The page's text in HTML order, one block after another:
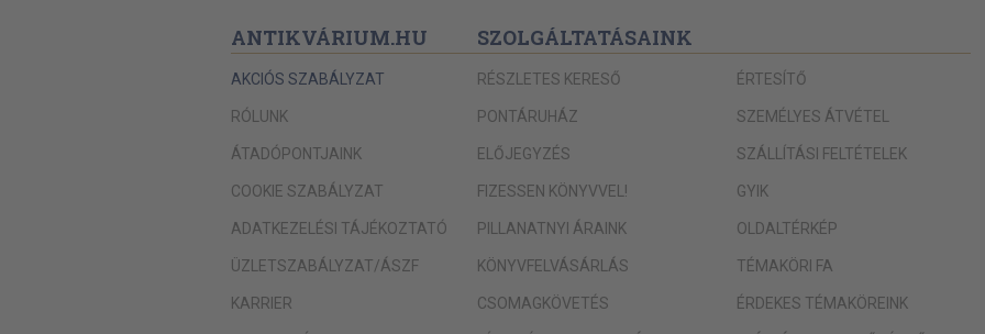
ANTIKVÁRIUM.HU
AKCIÓS SZABÁLYZAT
RÓLUNK
ÁTADÓPONTJAINK
COOKIE SZABÁLYZAT
ADATKEZELÉSI TÁJÉKOZTATÓ
ÜZLETSZABÁLYZAT/ÁSZF
KARRIER
SZOLGÁLTATÁSAINK
RÉSZLETES KERESŐ
PONTÁRUHÁZ
ELŐJEGYZÉS
FIZESSEN KÖNYVVEL!
PILLANATNYI ÁRAINK
KÖNYVFELVÁSÁRLÁS
CSOMAGKÖVETÉS
ÉRTESÍTŐ
SZEMÉLYES ÁTVÉTEL
SZÁLLÍTÁSI FELTÉTELEK
GYIK
OLDALTÉRKÉP
TÉMAKÖRI FA
ÉRDEKES TÉMAKÖREINK